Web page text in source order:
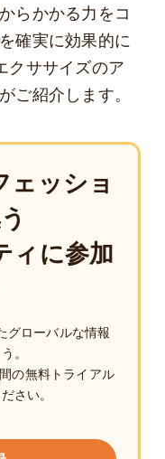
らかかる力をコ
確実に効果的に
クササイズのア
ご紹介します。
ェッショ
ィに参加
グローバルな情報
。
の無料トライアル
さい。